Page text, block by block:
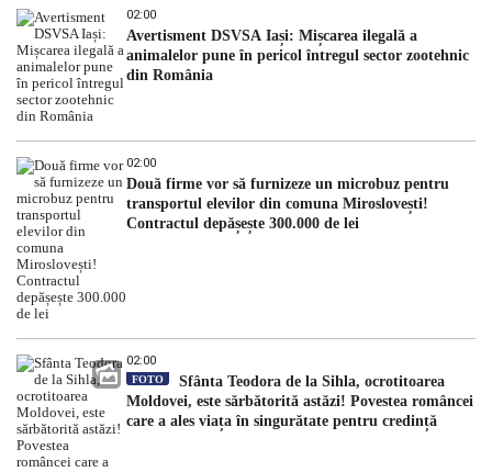
02:00
Avertisment DSVSA Iași: Mișcarea ilegală a
animalelor pune în pericol întregul sector zootehnic
din România
02:00
Două firme vor să furnizeze un microbuz pentru
transportul elevilor din comuna Miroslovești!
Contractul depășește 300.000 de lei
02:00
FOTO
Sfânta Teodora de la Sihla, ocrotitoarea
Moldovei, este sărbătorită astăzi! Povestea româncei
care a ales viața în singurătate pentru credință